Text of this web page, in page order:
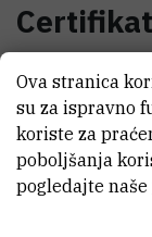
Ova stranica
su za ispravno
koriste za
poboljšanja
pogledajte naše